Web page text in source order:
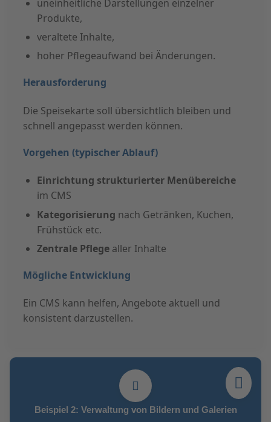
uneinheitliche Darstellungen einzelner
Produkte,
veraltete Inhalte,
hoher Pflegeaufwand bei Änderungen.
Herausforderung
Die Speisekarte soll übersichtlich bleiben und
schnell angepasst werden können.
Vorgehen (typischer Ablauf)
Einrichtung strukturierter Menübereiche
im CMS
Kategorisierung nach Getränken, Kuchen,
Frühstück etc.
Zentrale Pflegealler Inhalte
Mögliche Entwicklung
Ein CMS kann helfen, Angebote aktuell und
konsistent darzustellen.
Beispiel 2: Verwaltung von Bildern und Galerien